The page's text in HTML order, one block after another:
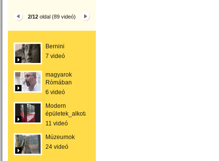
2/12 oldal (89 videó)
Bernini
7 videó
magyarok
Rómában
6 videó
Modern
épületek_alkotások
11 videó
Múzeumok
24 videó